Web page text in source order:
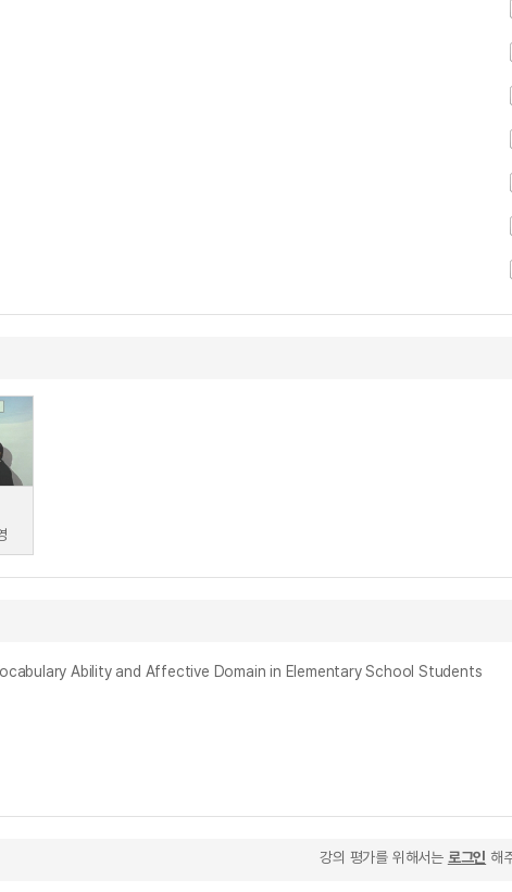
Vocabulary Ability and Affective Domain in Elementary School Students
강의 평가를 위해서는 로그인 해